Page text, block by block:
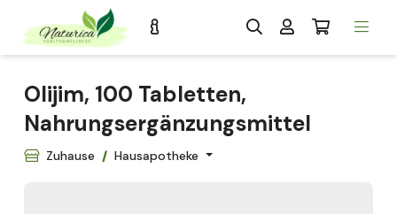
Olijim, 100 Tabletten,
Nahrungsergänzungsmittel
Zuhause Hausapotheke